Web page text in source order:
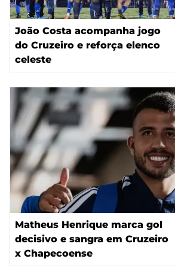
João Costa acompanha jogo
do Cruzeiro e reforça elenco
celeste
Matheus Henrique marca gol
decisivo e sangra em Cruzeiro
x Chapecoense